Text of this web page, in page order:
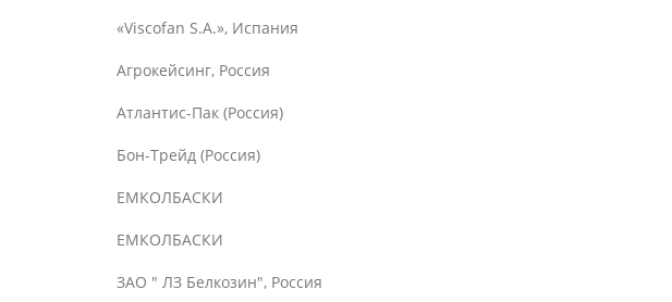
«Viscofan S.A.», Испания
Агрокейсинг, Россия
Атлантис-Пак (Россия)
Бон-Трейд (Россия)
ЕМКОЛБАСКИ
ЕМКОЛБАСКИ
ЗАО " ЛЗ Белкозин", Россия